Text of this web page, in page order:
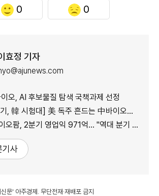
0 0
효정 기자
오, AI 후보물질 탐색 국책과제 선정
험대] 美 독주 흔드는 中바이오… 글로벌 신약 질서 재편
팜, 2분기 영업익 971억… "역대 분기 최대 실적"
기사
문' 아주경제. 무단전재·재배포 금지